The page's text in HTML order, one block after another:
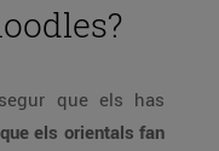
que els has
els orientals fan